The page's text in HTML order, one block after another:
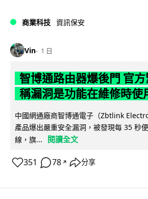
商業科技 資訊保安
Vin 1 日
智博通路由器爆後門 官
稱漏洞是功能在維修時使
中國網通廠商智博通電子（Zbtlink
產品爆出嚴重安全漏洞，被發現每 35 秒
線，旗...
閱讀全文
351 78 ↗ 分享